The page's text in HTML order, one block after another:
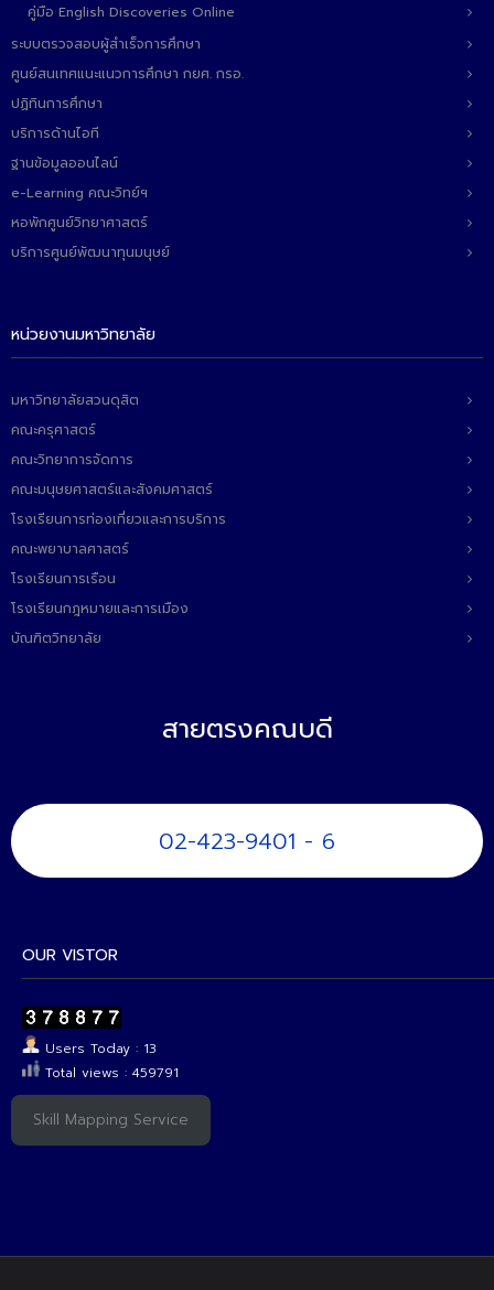
- โครงการบริหารจัดการพื้นที่ 10 ไร่ ด้านหลังโรงสีข้าว
สวนดุสิต จังหวัดปราจีนบุรี
- โครงการส่งเสริมการปลูกกล้วยเล็บมือนางฯ
- ผลงาน/รางวัล
- SDU Zero Waste
คู่มือ English Discoveries Online
ระบบตรวจสอบผู้สำเร็จการศึกษา
ศูนย์สนเทศแนะแนวการศึกษา กยศ. กรอ.
ปฏิทินการศึกษา
บริการด้านไอที
ฐานข้อมูลออนไลน์
e-Learning คณะวิทย์ฯ
หอพักศูนย์วิทยาศาสตร์
บริการศูนย์พัฒนาทุนมนุษย์
หน่วยงานมหาวิทยาลัย
มหาวิทยาลัยสวนดุสิต
คณะครุศาสตร์
คณะวิทยาการจัดการ
คณะมนุษยศาสตร์และสังคมศาสตร์
โรงเรียนการท่องเที่ยวและการบริการ
คณะพยาบาลศาสตร์
โรงเรียนการเรือน
โรงเรียนกฎหมายและการเมือง
บัณฑิตวิทยาลัย
สายตรงคณบดี
02-423-9401 - 6
OUR VISTOR
Users Today : 13
Total views : 459791
Skill Mapping Service